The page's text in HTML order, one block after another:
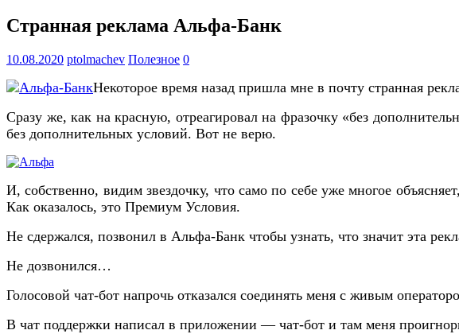
Странная реклама Альфа-Банк
10.08.2020 ptolmachev Полезное 0
Некоторое время назад пришла мне в почту странная
Сразу же, как на красную, отреагировал на фразочку «без
без дополнительных условий. Вот не верю.
И, собственно, видим звездочку, что само по себе уже многое
Как оказалось, это Премиум Условия.
Не сдержался, позвонил в Альфа-Банк чтобы узнать, что значит эта
Не дозвонился…
Голосовой чат-бот напрочь отказался соединять меня с живым
В чат поддержки написал в приложении — чат-бот и там меня